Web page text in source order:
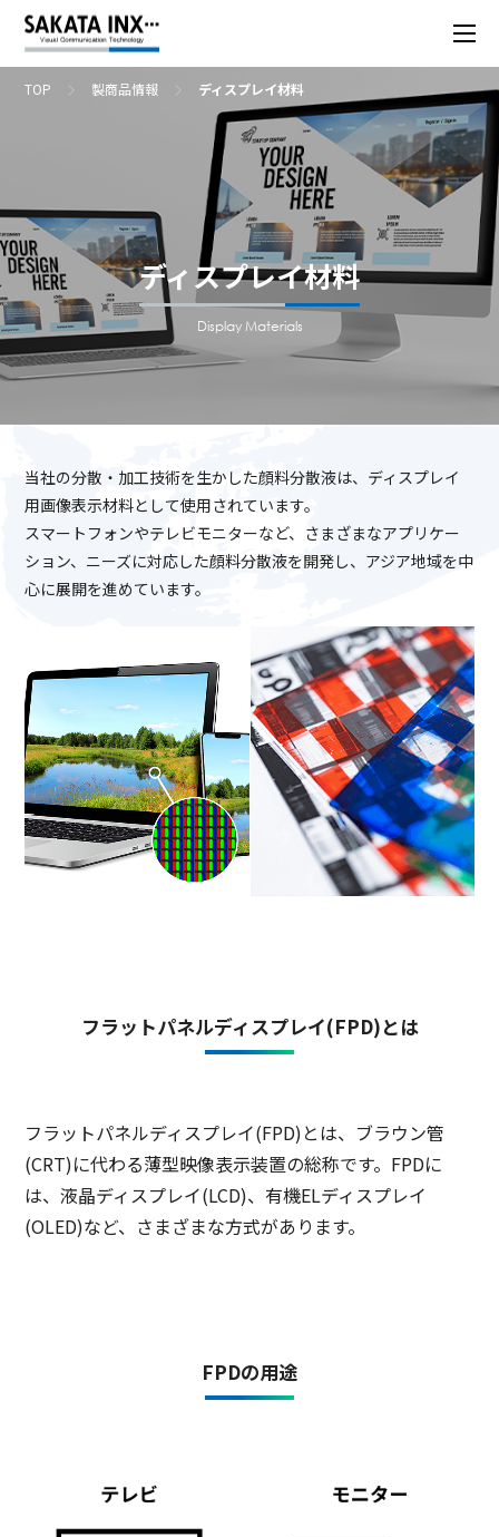
TOP 製商品情報 ディスプレイ材料
ディスプレイ材料
Display Materials
当社の分散・加工技術を生かした顔料分散液は、ディスプレイ
用画像表示材料として使用されています。
スマートフォンやテレビモニターなど、さまざまなアプリケー
ション、ニーズに対応した顔料分散液を開発し、アジア地域を中
心に展開を進めています。
フラットパネルディスプレイ(FPD)とは
フラットパネルディスプレイ(FPD)とは、ブラウン管
(CRT)に代わる薄型映像表示装置の総称です。FPDに
は、液晶ディスプレイ(LCD)、有機ELディスプレイ
(OLED)など、さまざまな方式があります。
FPDの用途